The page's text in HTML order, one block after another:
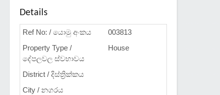
Details
Ref No: / යොමු අංකය
003813
Property Type /
දේපලවල ස්වභාවය
House
District / දිස්ත්‍රික්කය
City / නගරය